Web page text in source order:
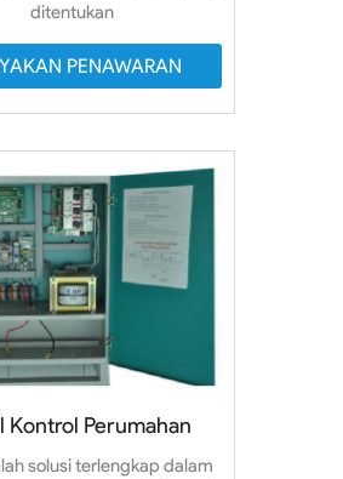
ditentukan
PENAWARAN
Kontrol Perumahan
solusi terlengkap dalam